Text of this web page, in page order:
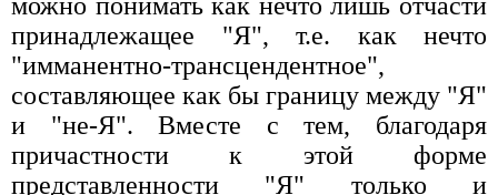
принадлежащее "Я", т.е. как нечто
"имманентно-трансцендентное",
составляющее как бы границу между "Я"
и "не-Я". Вместе с тем, благодаря
причастности к этой форме
представленности "Я" только и